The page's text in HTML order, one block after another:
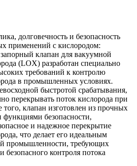
долговечность и безопасность
применений с кислородом:
клапан для вакуумной
(LOX) разработан специально
требований к контролю
в промышленных условиях.
быстротой срабатывания,
перекрывать поток кислорода при
клапан изготовлен из прочных
безопасности,
и надежное перекрытие
что делает его идеальным
промышленности, требующих
безопасного контроля потока